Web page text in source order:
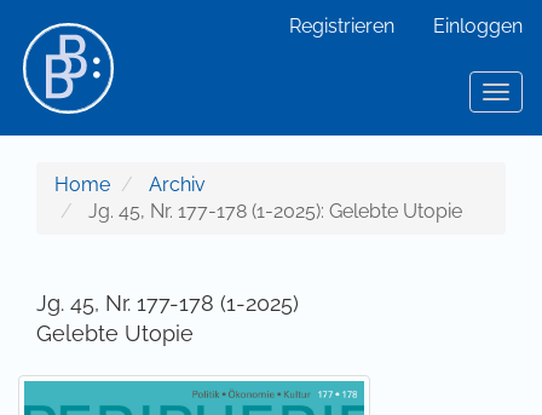
Hauptinhalt
Sidebar
Registrieren Einloggen
Home
Archiv
Jg. 45, Nr. 177-178 (1-2025): Gelebte Utopie
Jg. 45, Nr. 177-178 (1-2025)
Gelebte Utopie